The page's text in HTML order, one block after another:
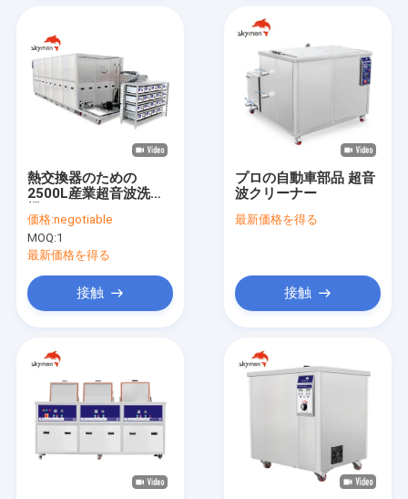
家
プロダクト
品質管理
私達に連絡しなさい
場合
Company Show
工業用超音波クリーナー
熱交換器のための
2500L産業超音波洗濯
価格:negotiable
MOQ:1
最新価格を得る
接触
プロの自動車部品 超音
波クリーナー
最新価格を得る
接触